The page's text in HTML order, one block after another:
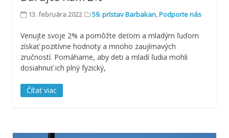
13. februára 2022 59. prístav Barbakan,Podporte nás
Venujte svoje 2% a pomôžte deťom a mladým ľuďom
získať pozitívne hodnoty a mnoho zaujímavých
zručností. Pomáhame, aby deti a mladí ľudia mohli
dosiahnuť ich plný fyzický,
Čítať viac